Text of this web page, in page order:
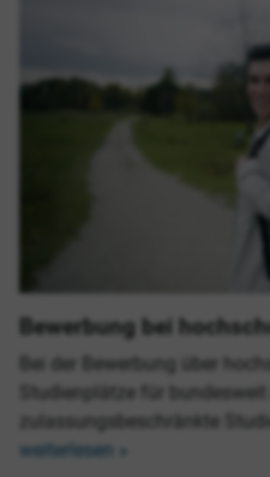
Bewerbung bei
Bei der Bewerbung über
Studienplätze für bundesweit
zulassungsbeschränkte
weiterlesen »